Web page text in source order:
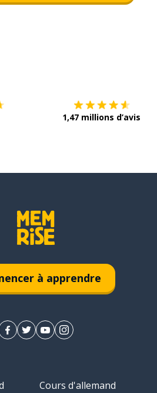
1,47 millions d’avis
à apprendre
Cours d'allemand